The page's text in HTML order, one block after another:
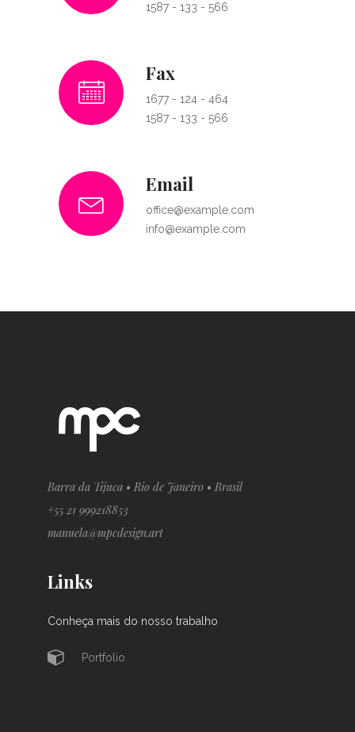
1587 - 133 - 566
Fax
1677 - 124 - 464
1587 - 133 - 566
Email
office@example.com
info@example.com
Barra da Tijuca • Rio de Janeiro • Brasil
+55 21 999218853
manuela@mpcdesign.art
Links
Conheça mais do nosso trabalho
Portfolio